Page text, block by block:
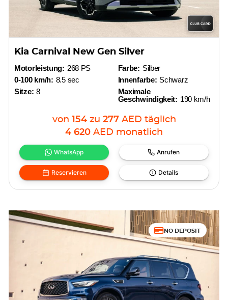
Kia Carnival New Gen Silver
Motorleistung: 268 PS
0-100 km/h: 8.5 sec
Sitze: 8
Farbe: Silber
Innenfarbe: Schwarz
Maximale
Geschwindigkeit: 190 km/h
von 154 zu 277 AED täglich
4 620 AED monatlich
WhatsApp Anrufen
Reservieren Details
NO DEPOSIT